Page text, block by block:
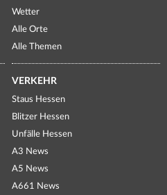
Wetter
Alle Orte
Alle Themen
VERKEHR
Staus Hessen
Blitzer Hessen
Unfälle Hessen
A3 News
A5 News
A661 News